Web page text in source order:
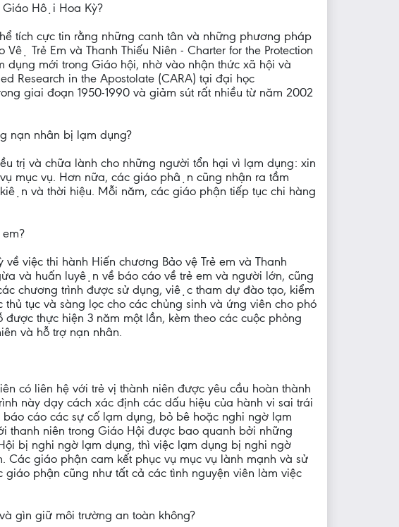
Giáo Hội Hoa Kỳ?
tích cực tin rằng những canh tân và những phương pháp
Trẻ Em và Thanh Thiếu Niên - Charter for the Protection
mới trong Giáo hội, nhờ vào nhận thức xã hội và
Research in the Apostolate (CARA) tại đại học
giai đoạn 1950-1990 và giảm sút rất nhiều từ năm 2002
nạn nhân bị lạm dụng?
trị và chữa lành cho những người tổn hại vì lạm dụng: xin
mục vụ. Hơn nữa, các giáo phận cũng nhận ra tầm
và thời hiệu. Mỗi năm, các giáo phận tiếp tục chi hàng
việc thi hành Hiến chương Bảo vệ Trẻ em và Thanh
và huấn luyện về báo cáo về trẻ em và người lớn, cũng
chương trình được sử dụng, việc tham dự đào tạo, kiểm
tục và sàng lọc cho các chủng sinh và ứng viên cho phó
thực hiện 3 năm một lần, kèm theo các cuộc phỏng
và hỗ trợ nạn nhân.
có liên hệ với trẻ vị thành niên được yêu cầu hoàn thành
này dạy cách xác định các dấu hiệu của hành vi sai trái
cáo các sự cố lạm dụng, bỏ bê hoặc nghi ngờ lạm
thanh niên trong Giáo Hội được bao quanh bởi những
bị nghi ngờ lạm dụng, thì việc lạm dụng bị nghi ngờ
Các giáo phận cam kết phục vụ mục vụ lành mạnh và sử
phận cũng như tất cả các tình nguyện viên làm việc
gìn giữ môi trường an toàn không?